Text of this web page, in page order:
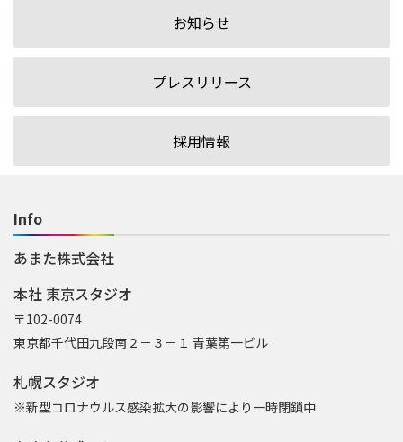
お知らせ
プレスリリース
採用情報
Info
あまた株式会社
本社 東京スタジオ
〒102-0074
東京都千代田九段南２－３－１ 青葉第一ビル
札幌スタジオ
※新型コロナウルス感染拡大の影響により一時閉鎖中